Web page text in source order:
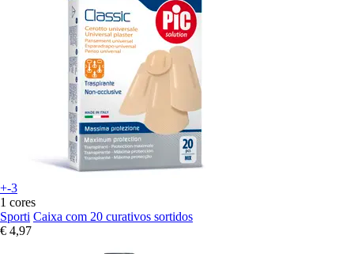
+-3
1 cores
Sporti Caixa com 20 curativos sortidos
€ 4,97